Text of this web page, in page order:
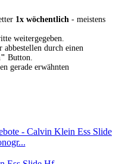
1x wöchentlich - meistens
weitergegeben.
durch einen
Button.
gerade erwähnten
- Calvin Klein Ess Slide